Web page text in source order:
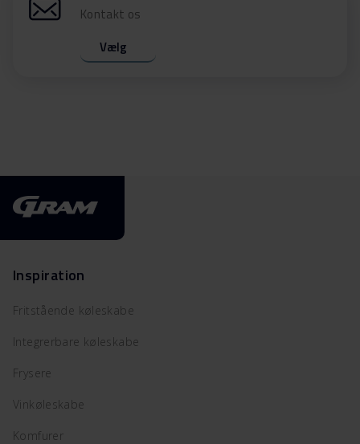
Kontakt os
Vælg
Inspiration
Fritstående køleskabe
Integrerbare køleskabe
Frysere
Vinkøleskabe
Komfurer